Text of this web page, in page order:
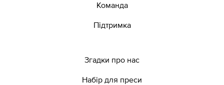
Команда
Підтримка
Згадки про нас
Набір для преси